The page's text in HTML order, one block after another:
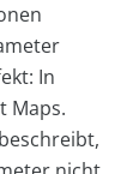
In
Maps.